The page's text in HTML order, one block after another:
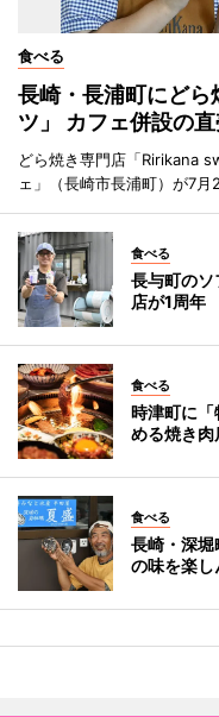
食べる
長崎・長浦町にど
ツ」 カフェ併設の
どら焼き専門店「Ririkana
ェ」（長崎市長浦町）が7月
食べる
長与町の
店が1周年
食べる
時津町に
める焼き肉
食べる
長崎・深
の味を楽し